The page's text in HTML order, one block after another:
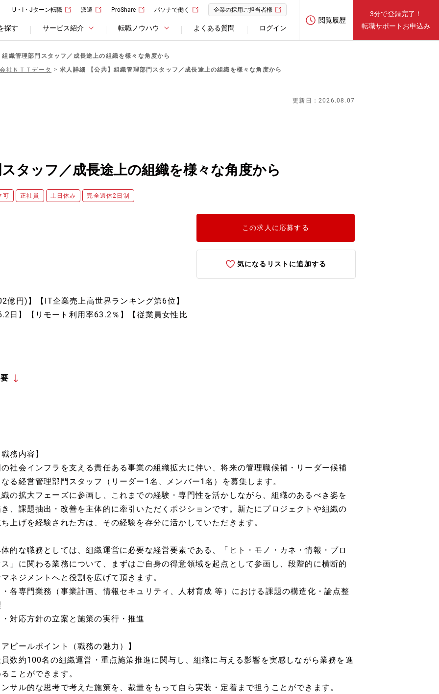
U・I・Jターン転職 派遣 ProShare パソナで働く 企業の採用ご担当者様
探す サービス紹介 転職ノウハウ よくある質問 ログイン
閲覧履歴
3分で登録完了！
転職サポートお申込み
織管理部門スタッフ／成長途上の組織を様々な角度から
社ＮＴＴデータ
求人詳細 【公共】組織管理部門スタッフ／成長途上の組織を様々な角度から
更新日：2026.08.07
タッフ／成長途上の組織を様々な角度から
可 正社員 土日休み 完全週休2日制
円)】【IT企業売上高世界ランキング第6位】
日】【リモート利用率63.2％】【従業員女性比
この求人に応募する
気になるリストに追加する
務内容】
社会インフラを支える責任ある事業の組織拡大に伴い、将来の管理職候補・リーダー候補
る経営管理部門スタッフ（リーダー1名、メンバー1名）を募集します。
の拡大フェーズに参画し、これまでの経験・専門性を活かしながら、組織のあるべき姿を
、課題抽出・改善を主体的に牽引いただくポジションです。新たにプロジェクトや組織の
上げを経験された方は、その経験を存分に活かしていただきます。
的な職務としては、組織運営に必要な経営要素である、「ヒト・モノ・カネ・情報・プロ
」に関わる業務について、まずはご自身の得意領域を起点として参画し、段階的に横断的
ネジメントへと役割を広げて頂きます。
各専門業務（事業計画、情報セキュリティ、人材育成 等）における課題の構造化・論点整
対応方針の立案と施策の実行・推進
ピールポイント（職務の魅力）】
数約100名の組織運営・重点施策推進に関与し、組織に与える影響を実感しながら業務を進
ことができます。
サル的な思考で考えた施策を、裁量をもって自ら実装・定着まで担うことができます。